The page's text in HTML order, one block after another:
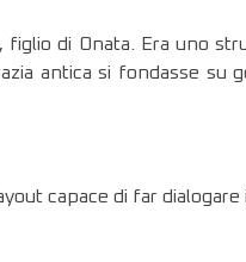
di Onata. Era uno
antica si fondasse su
capace di far